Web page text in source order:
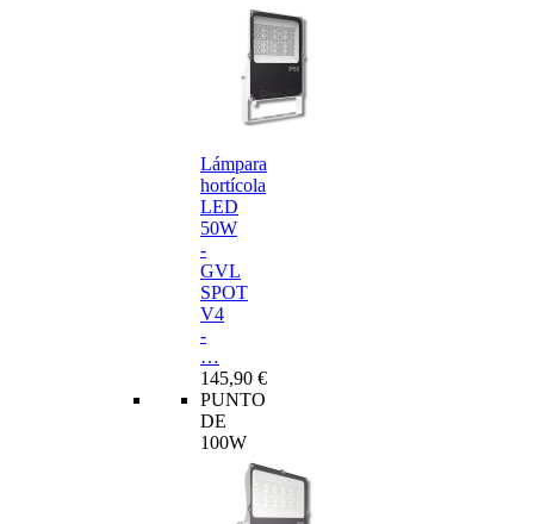
Lámpara
hortícola
LED
50W
-
GVL
SPOT
V4
-
…
145,90 €
PUNTO
DE
100W